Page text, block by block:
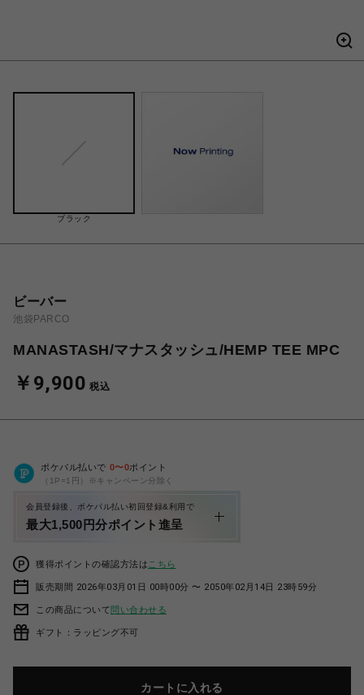
ブラック
ビーバー
池袋PARCO
MANASTASH/マナスタッシュ/HEMP TEE MPC
￥9,900 税込
ポケパル払いで 0〜0ポイント
（1P=1円）※キャンペーン分除く
会員登録後、ポケパル払い初回登録&利用で
最大1,500円分ポイント進呈
獲得ポイントの確認方法は こちら
販売期間 2026年03月01日 00時00分 〜 2050年02月14日 23時59分
この商品について問い合わせる
ギフト：ラッピング不可
カートに入れる